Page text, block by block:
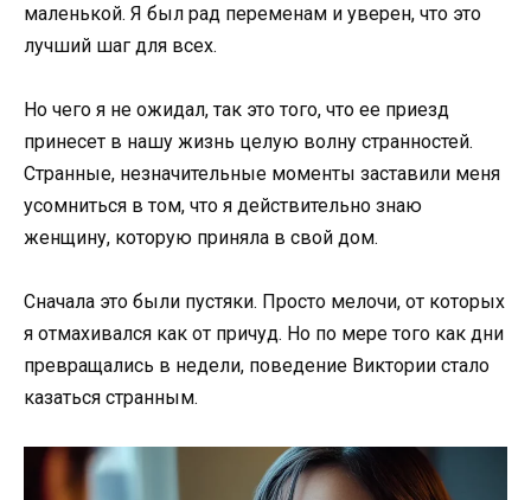
маленькой. Я был рад переменам и уверен, что это
лучший шаг для всех.
Но чего я не ожидал, так это того, что ее приезд
принесет в нашу жизнь целую волну странностей.
Странные, незначительные моменты заставили меня
усомниться в том, что я действительно знаю
женщину, которую приняла в свой дом.
Сначала это были пустяки. Просто мелочи, от которых
я отмахивался как от причуд. Но по мере того как дни
превращались в недели, поведение Виктории стало
казаться странным.